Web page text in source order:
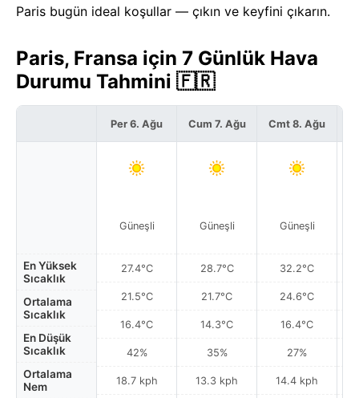
Paris bugün ideal koşullar — çıkın ve keyfini çıkarın.
Paris, Fransa için 7 Günlük Hava
Durumu Tahmini 🇫🇷
En Yüksek
Sıcaklık
Ortalama
Sıcaklık
En Düşük
Sıcaklık
Ortalama
Nem
Per 6. Ağu
Güneşli
27.4°C
21.5°C
16.4°C
42%
18.7 kph
Cum 7. Ağu
Güneşli
28.7°C
21.7°C
14.3°C
35%
13.3 kph
Cmt 8. Ağu
Güneşli
32.2°C
24.6°C
16.4°C
27%
14.4 kph